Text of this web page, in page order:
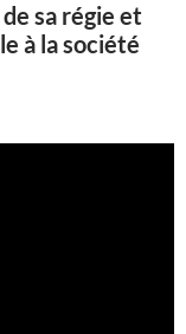
sa régie et
à la société